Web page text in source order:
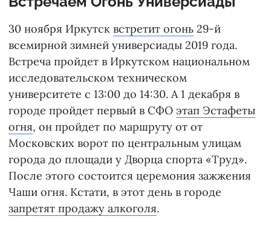
30 ноября Иркутск встретит огонь 29-й
всемирной зимней универсиады 2019 года.
Встреча пройдет в Иркутском национальном
исследовательском техническом
университете с 13:00 до 14:30. А 1 декабря в
городе пройдет первый в СФО этап Эстафеты
огня, он пройдет по маршруту от от
Московских ворот по центральным улицам
города до площади у Дворца спорта «Труд».
После этого состоится церемония зажжения
Чаши огня. Кстати, в этот день в городе
запретят продажу алкоголя.